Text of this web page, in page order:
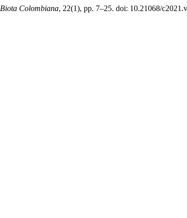
Biota Colombiana, 22(1), pp. 7–25. doi: 10.21068/